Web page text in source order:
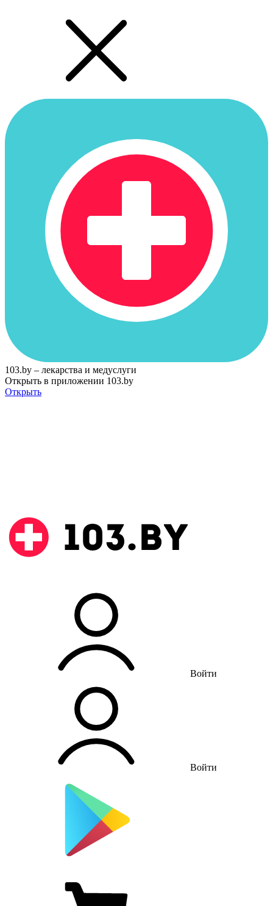
103.by – лекарства и медуслуги
Открыть в приложении 103.by
Открыть
Войти
Войти